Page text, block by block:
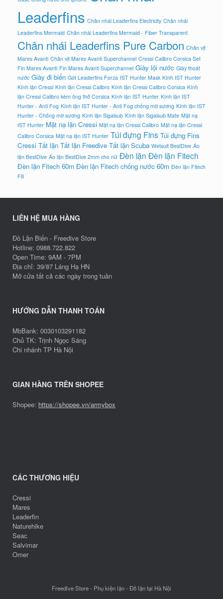
Leaderfins Chân nhái Leaderfins Electricity Chân nhái
Leaderfins Mermaid Chân nhái Leaderfins Mermaid - Fiber Transparent
Chân nhái Leaderfins Pure Carbon Chân vịt
Mares Avanti Chân vịt Mares Avanti Superchannel Cressi Calibro Corsica Set
Fin Mares Avanti Fin Mares Avanti Superchannel Giày lội nước Giày thoát
nước Giày đi biển Gót Leaderfins Forza IST Hunter Mask Kính IST Hunter
Kính lặn Cressi Kính lặn Cressi Calibro Kính lặn Cressi Calibro Corsica Kính
lặn Cressi Calibro kèm ống thở Corsica Kính lặn IST Hunter Kính lặn IST
Hunter - Anti Fog Kính lặn IST Hunter - Anti Fog chống mờ sương Kính lặn IST
Hunter - Chống mờ sương Kính lặn Sigalsub Kính lặn Sigalsub Mate Mặt nạ
IST Hunter Mặt nạ lặn Cressi Mặt nạ lặn Cressi Calibro Mặt nạ lặn Cressi
Calibro Corsica Mặt nạ lặn IST Hunter Túi đựng Fins Túi đựng Fins
Cressi Tất lặn Tất lặn Freedive Tất lặn Scuba Wetsuit BestDive Áo
lặn BestDive Áo lặn BestDive 2mm cho nữ Đèn lặn Đèn lặn Fitech
Đèn lặn Fitech 60m Đèn lặn Fitech chống nước 60m Đèn lặn Fitech
F8
LIÊN HỆ MUA HÀNG
Đồ Lặn Biển - Freedive Store
Hotline: 0988.722.822
Open Time: 9AM - 7PM
Địa chỉ: 39/87 Láng Hạ HN
Mở cửa tất cả các ngày trong tuần
HƯỚNG DẪN THANH TOÁN
MbBank: 0030103291182
Chủ TK: Trịnh Ngọc Sáng
Chi nhánh TP Hà Nội
GIAN HÀNG TRÊN SHOPEE
Shopee: https://shopee.vn/armybox
CÁC THƯƠNG HIỆU
Cressi
Mares
Leaderfin
Naturehike
Seac
Salvimar
Omer
Freedive Store - Phụ kiện lặn - Đồ lặn tại Hà Nội